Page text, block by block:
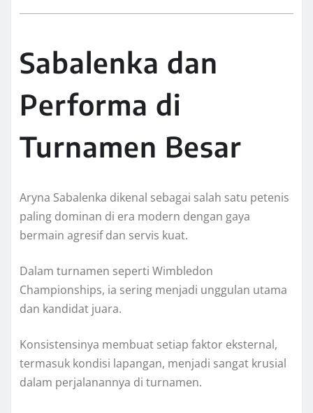
Sabalenka dan
Performa di
Turnamen Besar
Aryna Sabalenka dikenal sebagai salah satu petenis
paling dominan di era modern dengan gaya
bermain agresif dan servis kuat.
Dalam turnamen seperti Wimbledon
Championships, ia sering menjadi unggulan utama
dan kandidat juara.
Konsistensinya membuat setiap faktor eksternal,
termasuk kondisi lapangan, menjadi sangat krusial
dalam perjalanannya di turnamen.